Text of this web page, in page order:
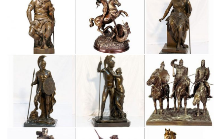
часами "Собака Сэр Джон".
Купить собачек гжель символ 2018 оптом в интернет
магазине…
Цветная статуэтка собачка из фарфора. Купить
Подробнее.Купить оптом фигурки собак можно в нашем
магазине очень недорого.
Каталог статуэток СССР, цены на аукционе Соберу.ру
Купить статуэтки СССР, цена на аукционе Соберу.ру – продажа
статуэток времен СССР: стоимость, фото.После революции
1917 г. фарфоровые изделия подверглись остракизму в
качестве символа мещанства, дурного вкуса и буржуазного